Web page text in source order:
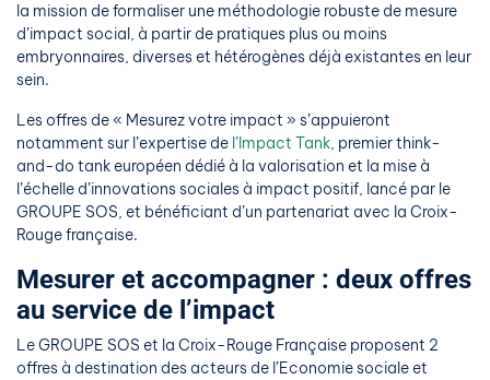
la mission de formaliser une méthodologie robuste de mesure
d’impact social, à partir de pratiques plus ou moins
embryonnaires, diverses et hétérogènes déjà existantes en leur
sein.
Les offres de « Mesurez votre impact » s’appuieront
notamment sur l’expertise de l’Impact Tank, premier think-
and-do tank européen dédié à la valorisation et la mise à
l’échelle d’innovations sociales à impact positif, lancé par le
GROUPE SOS, et bénéficiant d’un partenariat avec la Croix-
Rouge française.
Mesurer et accompagner : deux offres
au service de l’impact
Le GROUPE SOS et la Croix-Rouge Française proposent 2
offres à destination des acteurs de l’Economie sociale et